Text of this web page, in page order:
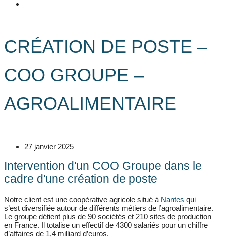
CRÉATION DE POSTE –
COO GROUPE –
AGROALIMENTAIRE
27 janvier 2025
Intervention d'un COO Groupe dans le
cadre d'une création de poste
Notre client est une coopérative agricole situé à Nantes qui
s’est diversifiée autour de différents métiers de l’agroalimentaire.
Le groupe détient plus de 90 sociétés et 210 sites de production
en France. Il totalise un effectif de 4300 salariés pour un chiffre
d’affaires de 1,4 milliard d’euros.